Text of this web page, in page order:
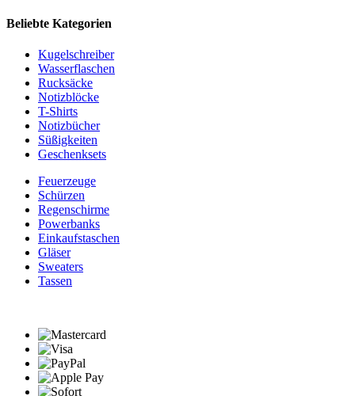
Beliebte Kategorien
Kugelschreiber
Wasserflaschen
Rucksäcke
Notizblöcke
T-Shirts
Notizbücher
Süßigkeiten
Geschenksets
Feuerzeuge
Schürzen
Regenschirme
Powerbanks
Einkaufstaschen
Gläser
Sweaters
Tassen